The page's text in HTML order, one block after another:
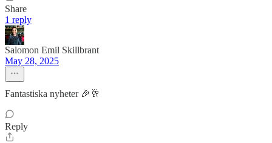
Share
1 reply
Salomon Emil Skillbrant
May 28, 2025
Fantastiska nyheter 🎉🥂
Reply